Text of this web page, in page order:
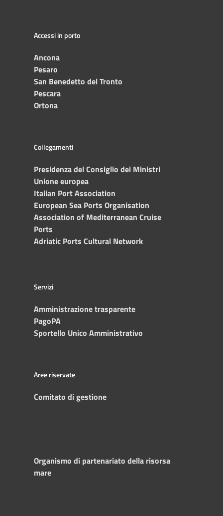
Accessi in porto
Ancona
Pesaro
San Benedetto del Tronto
Pescara
Ortona
Collegamenti
Presidenza del Consiglio dei Ministri
Unione europea
Italian Port Association
European Sea Ports Organisation
Association of Mediterranean Cruise
Ports
Adriatic Ports Cultural Network
Servizi
Amministrazione trasparente
PagoPA
Sportello Unico Amministrativo
Aree riservate
Comitato di gestione
Organismo di partenariato della risorsa
mare